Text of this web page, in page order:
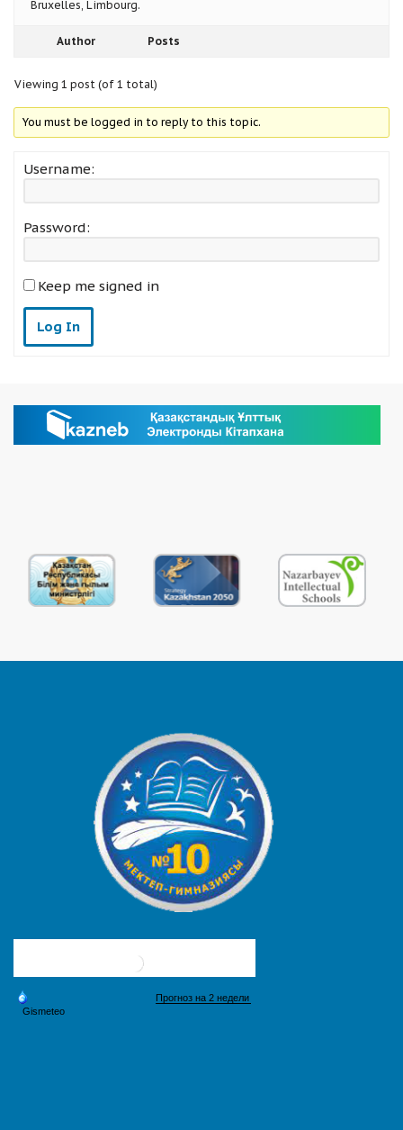
Bruxelles, Limbourg.
Author Posts
Viewing 1 post (of 1 total)
You must be logged in to reply to this topic.
Username:
Password:
Keep me signed in
Log In